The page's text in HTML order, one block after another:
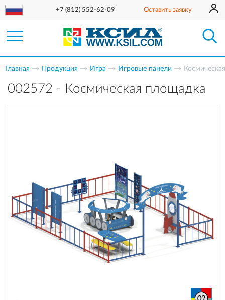
+7 (812) 552-62-09 Оставить заявку
Главная Продукция Игра Игровые панели
002572 - Космическая площадка